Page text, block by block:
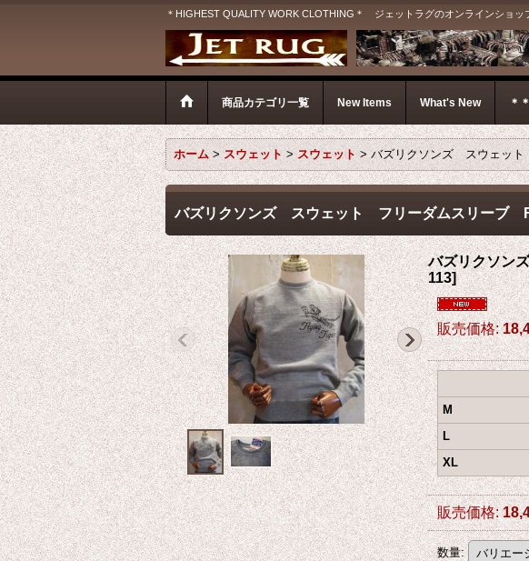
＊HIGHEST QUALITY WORK CLOTHING＊ ジェットラグのオンラインショッ
商品カテゴリ一覧 New Items What's New ＊
ホーム > スウェット > スウェット > バズリクソンズ スウェッ
バズリクソンズ スウェット フリーダムスリーブ
バズリクソン
113]
販売価格:
M
L
XL
販売価格:
数量: